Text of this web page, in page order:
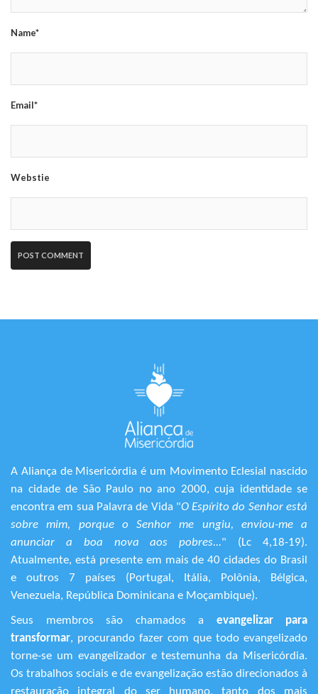
Name*
Email*
Webstie
A Aliança de Misericórdia é um Movimento Eclesial nascido
na cidade de São Paulo no ano 2000, cuja identidade se
encontra em sua Palavra de Vida "O Espírito do Senhor está
sobre mim, porque o Senhor me ungiu, enviou-me a
anunciar a boa nova aos pobres..." (Lc 4,18-19).
Atualmente, está presente em mais de 40 cidades do Brasil
e outros 7 países (Portugal, Itália, Polônia, Bélgica,
Venezuela, República Dominicana e Moçambique).
Seus membros são chamados a evangelizar para
transformar, procurando fazer com que todo evangelizado
torne-se um evangelizador e testemunha da Misericórdia.
Os trabalhos sociais e de evangelização estão direcionados à